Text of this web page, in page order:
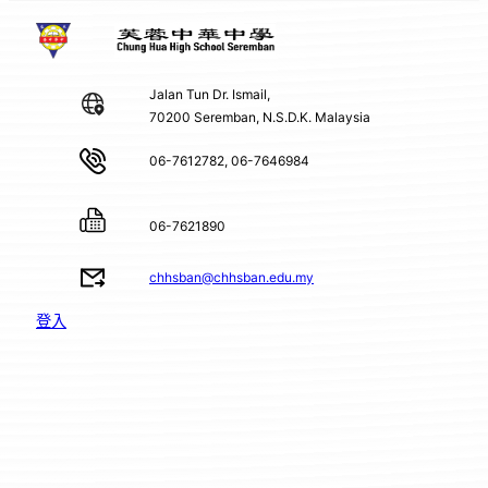
Jalan Tun Dr. Ismail,
70200 Seremban, N.S.D.K. Malaysia
06-7612782, 06-7646984
06-7621890
chhsban@chhsban.edu.my
登入